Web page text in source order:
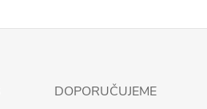
DOPORUČUJEME